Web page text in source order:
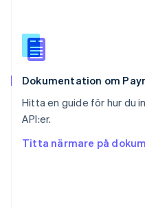
Dokumentation om
Hitta en guide för hur du
API:er.
Titta närmare på
Español
Storbritannien
Sverige
Thailand
ไทย
English